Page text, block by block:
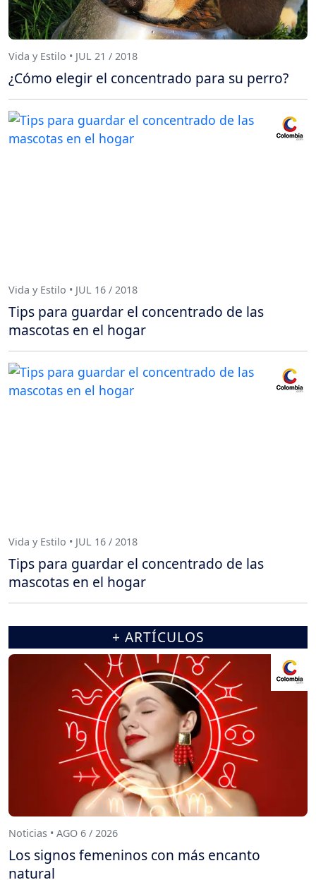
Vida y Estilo • JUL 21 / 2018
¿Cómo elegir el concentrado para su perro?
Vida y Estilo • JUL 16 / 2018
Tips para guardar el concentrado de las
mascotas en el hogar
Vida y Estilo • JUL 16 / 2018
Tips para guardar el concentrado de las
mascotas en el hogar
+ ARTÍCULOS
Noticias • AGO 6 / 2026
Los signos femeninos con más encanto
natural